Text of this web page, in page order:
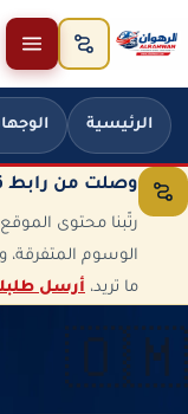
تخطَّ إلى المحتوى
الرئيسية
وصلت من رابط
رتّبنا محتوى
الوسوم
ما تريد، أرسل
🇴🇲